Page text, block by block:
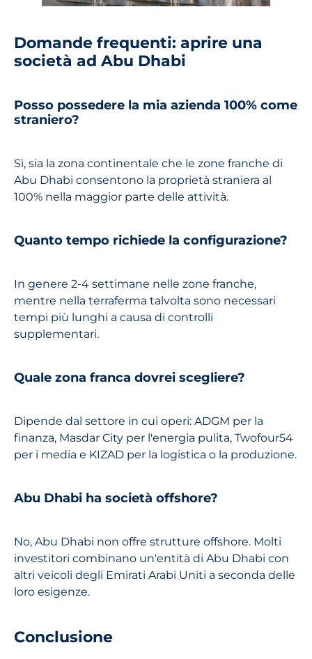
Domande frequenti: aprire una
società ad Abu Dhabi
Posso possedere la mia azienda 100% come
straniero?
Sì, sia la zona continentale che le zone franche di
Abu Dhabi consentono la proprietà straniera al
100% nella maggior parte delle attività.
Quanto tempo richiede la configurazione?
In genere 2-4 settimane nelle zone franche,
mentre nella terraferma talvolta sono necessari
tempi più lunghi a causa di controlli
supplementari.
Quale zona franca dovrei scegliere?
Dipende dal settore in cui operi: ADGM per la
finanza, Masdar City per l'energia pulita, Twofour54
per i media e KIZAD per la logistica o la produzione.
Abu Dhabi ha società offshore?
No, Abu Dhabi non offre strutture offshore. Molti
investitori combinano un'entità di Abu Dhabi con
altri veicoli degli Emirati Arabi Uniti a seconda delle
loro esigenze.
Conclusione